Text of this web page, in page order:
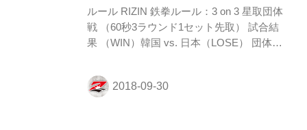
ルール RIZIN 鉄拳ルール：3 on 3 星取団体
戦 （60秒3ラウンド1セット先取） 試合結
果 （WIN）韓国 vs. 日本（LOSE） 団体戦
対戦。通常の試合と同じように煽りV、花
道からの入場。そしてリング上での対戦。